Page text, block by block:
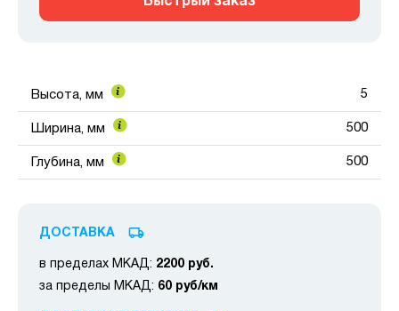
Высота, мм 5
Ширина, мм 500
Глубина, мм 500
ДОСТАВКА
в пределах МКАД: 2200 руб.
за пределы МКАД: 60 руб/км